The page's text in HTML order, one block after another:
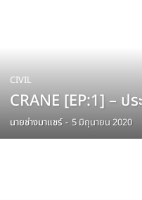
CIVIL
CRANE [EP:1] – ป
นายช่างมาแชร์ - 5 มิถุนายน 2020